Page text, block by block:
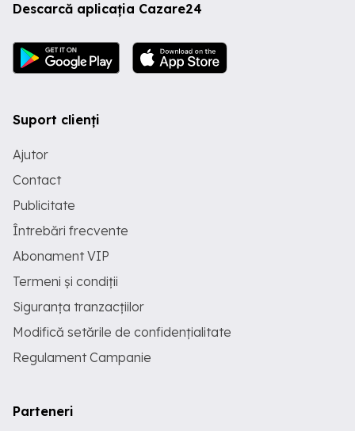
Descarcă aplicația Cazare24
Suport clienți
Ajutor
Contact
Publicitate
Întrebări frecvente
Abonament VIP
Termeni și condiții
Siguranța tranzacțiilor
Modifică setările de confidențialitate
Regulament Campanie
Parteneri